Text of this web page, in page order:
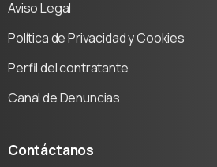
Aviso Legal
Política de Privacidad y Cookies
Perfil del contratante
Canal de Denuncias
Contáctanos